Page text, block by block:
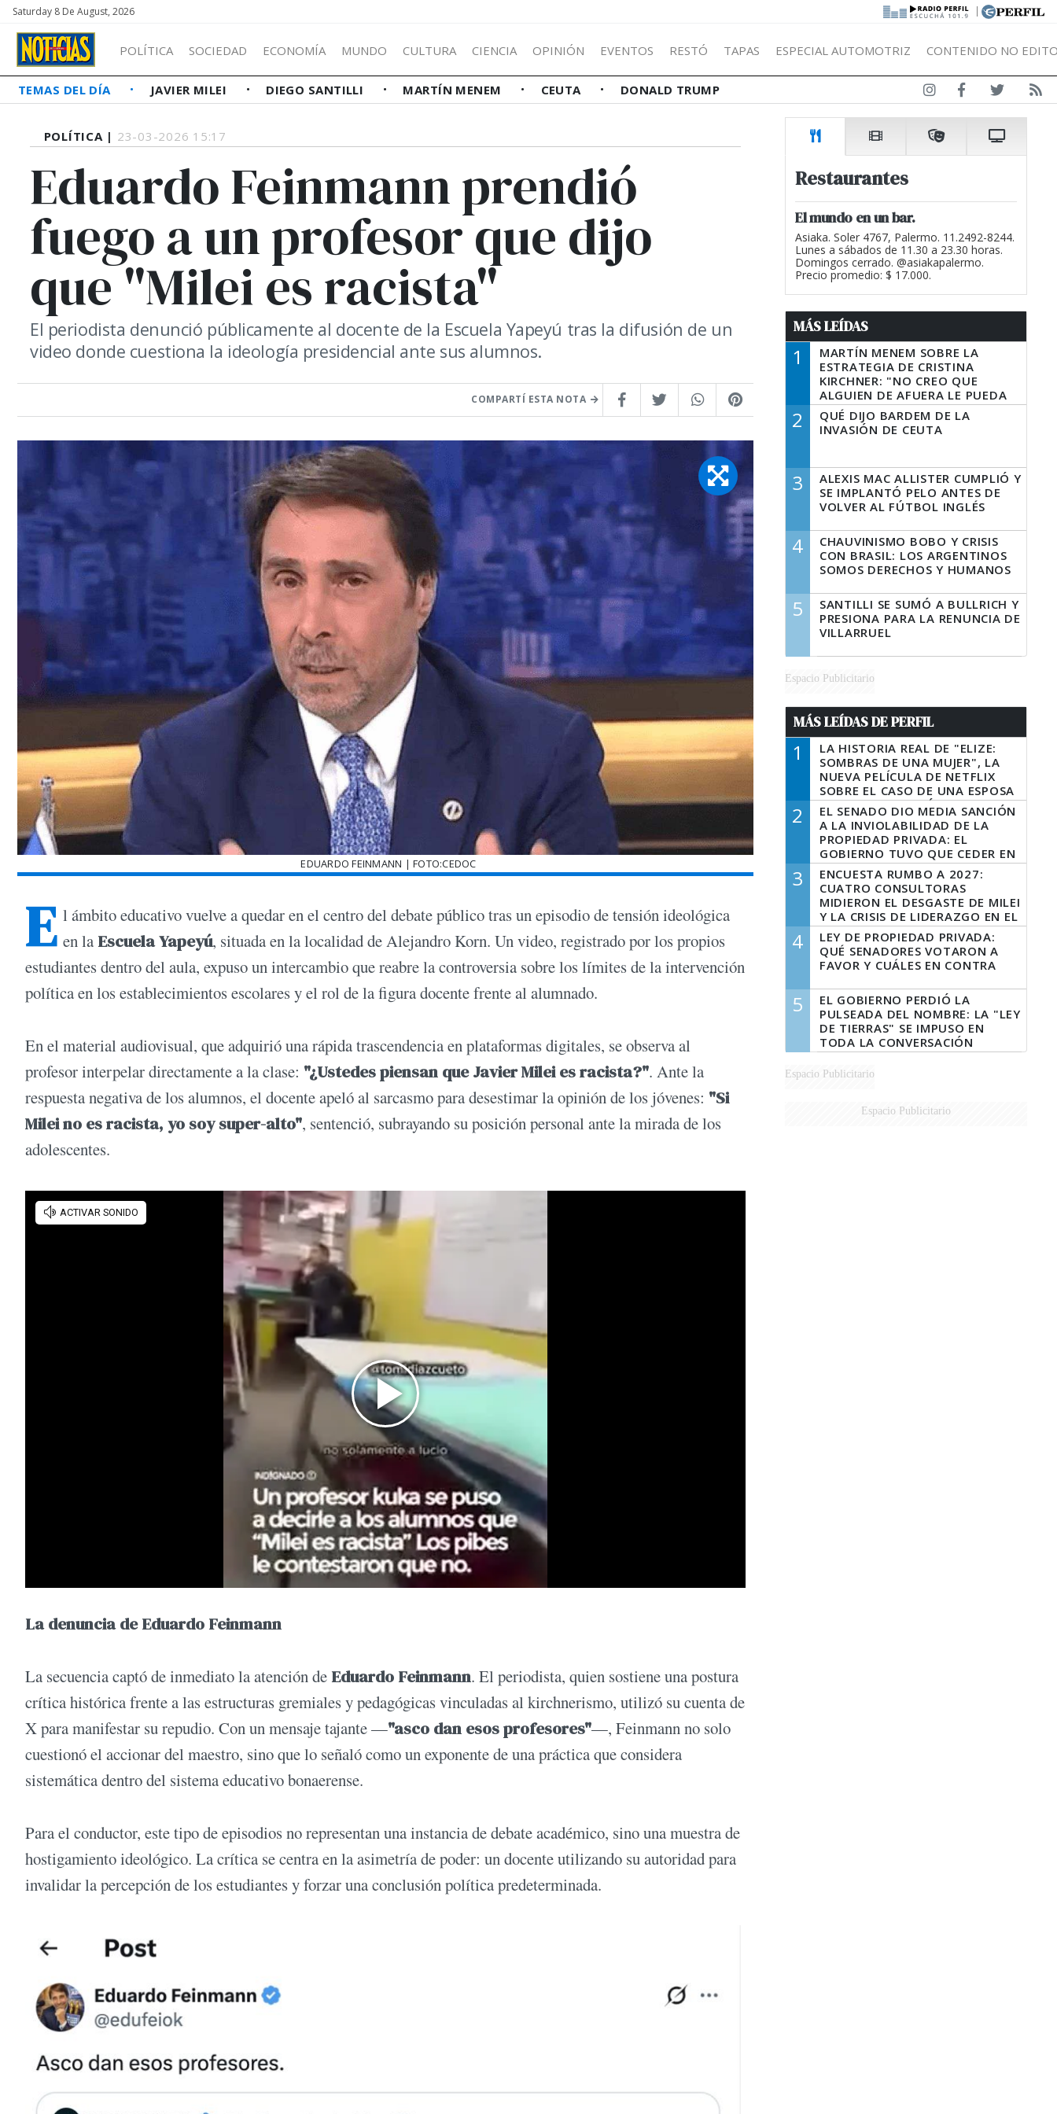
Saturday 8 De August, 2026 |
POLÍTICA SOCIEDAD ECONOMÍA MUNDO CULTURA CIENCIA OPINIÓN EVENTOS RESTÓ TAPAS ESPECIAL AUTOMOTRIZ CONTENIDO NO
TEMAS DEL DÍA JAVIER MILEI DIEGO SANTILLI MARTÍN MENEM CEUTA DONALD TRUMP
POLÍTICA | 23-03-2026 15:17
Eduardo Feinmann prendió
fuego a un profesor que dijo
que "Milei es racista"
El periodista denunció públicamente al docente de la Escuela Yapeyú tras la difusión de un
video donde cuestiona la ideología presidencial ante sus alumnos.
COMPARTÍ ESTA NOTA
EDUARDO FEINMANN | FOTO:CEDOC
E l ámbito educativo vuelve a quedar en el centro del debate público tras un episodio de tensión ideológica
en la Escuela Yapeyú, situada en la localidad de Alejandro Korn. Un video, registrado por los propios
estudiantes dentro del aula, expuso un intercambio que reabre la controversia sobre los límites de la intervención
política en los establecimientos escolares y el rol de la figura docente frente al alumnado.
En el material audiovisual, que adquirió una rápida trascendencia en plataformas digitales, se observa al
profesor interpelar directamente a la clase: "¿Ustedes piensan que Javier Milei es racista?". Ante la
respuesta negativa de los alumnos, el docente apeló al sarcasmo para desestimar la opinión de los jóvenes: "Si
Milei no es racista, yo soy super-alto", sentenció, subrayando su posición personal ante la mirada de los
adolescentes.
La denuncia de Eduardo Feinmann
La secuencia captó de inmediato la atención de Eduardo Feinmann. El periodista, quien sostiene una postura
crítica histórica frente a las estructuras gremiales y pedagógicas vinculadas al kirchnerismo, utilizó su cuenta de
X para manifestar su repudio. Con un mensaje tajante —"asco dan esos profesores"—, Feinmann no solo
cuestionó el accionar del maestro, sino que lo señaló como un exponente de una práctica que considera
sistemática dentro del sistema educativo bonaerense.
Para el conductor, este tipo de episodios no representan una instancia de debate académico, sino una muestra de
hostigamiento ideológico. La crítica se centra en la asimetría de poder: un docente utilizando su autoridad para
invalidar la percepción de los estudiantes y forzar una conclusión política predeterminada.
Restaurantes
El mundo en un bar.
Asiaka. Soler 4767, Palermo. 11.2492-8244.
Lunes a sábados de 11.30 a 23.30 horas.
Domingos cerrado. @asiakapalermo.
Precio promedio: $ 17.000.
MÁS LEÍDAS
1
MARTÍN MENEM SOBRE LA
ESTRATEGIA DE CRISTINA
KIRCHNER: "NO CREO QUE
ALGUIEN DE AFUERA LE PUEDA
DECIR A LA JUSTICIA LO QUE
TIENE QUE HACER"
2
QUÉ DIJO BARDEM DE LA
INVASIÓN DE CEUTA
3
ALEXIS MAC ALLISTER CUMPLIÓ Y
SE IMPLANTÓ PELO ANTES DE
VOLVER AL FÚTBOL INGLÉS
4
CHAUVINISMO BOBO Y CRISIS
CON BRASIL: LOS ARGENTINOS
SOMOS DERECHOS Y HUMANOS
5
SANTILLI SE SUMÓ A BULLRICH Y
PRESIONA PARA LA RENUNCIA DE
VILLARRUEL
Espacio Publicitario
MÁS LEÍDAS DE PERFIL
1
LA HISTORIA REAL DE "ELIZE:
SOMBRAS DE UNA MUJER", LA
NUEVA PELÍCULA DE NETFLIX
SOBRE EL CASO DE UNA ESPOSA
QUE DESCUARTIZÓ A SU
MARIDO
2
EL SENADO DIO MEDIA SANCIÓN
A LA INVIOLABILIDAD DE LA
PROPIEDAD PRIVADA: EL
GOBIERNO TUVO QUE CEDER EN
LA LEY DEL MANEJO DEL FUEGO
3
ENCUESTA RUMBO A 2027:
CUATRO CONSULTORAS
MIDIERON EL DESGASTE DE MILEI
Y LA CRISIS DE LIDERAZGO EN EL
PERONISMO
4
LEY DE PROPIEDAD PRIVADA:
QUÉ SENADORES VOTARON A
FAVOR Y CUÁLES EN CONTRA
5
EL GOBIERNO PERDIÓ LA
PULSEADA DEL NOMBRE: LA "LEY
DE TIERRAS" SE IMPUSO EN
TODA LA CONVERSACIÓN
DIGITAL
Espacio Publicitario
Espacio Publicitario